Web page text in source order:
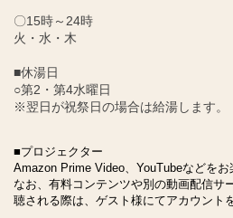
〇15時～24時
火・水・木
■休湯日
○第2・第4水曜日
※翌日が祝祭日の場合は給湯します。
■プロジェクター
Amazon Prime Video、YouTubeなどをお
なお、有料コンテンツや別の動画配信サ
聴される際は、ゲスト様にてアカウント